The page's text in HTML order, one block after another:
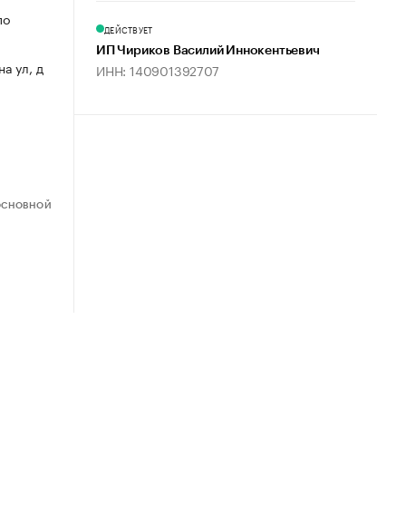
ул, д
ДЕЙСТВУЕТ
ИП Чириков Василий Иннокентьевич
ИНН: 140901392707